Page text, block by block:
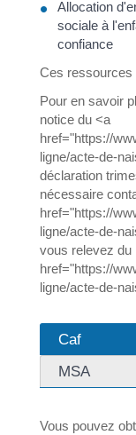
Allocation
sociale à
confiance
Ces ressources
Pour en savoir
notice du <a
href="https://
ligne/acte-de-
déclaration
nécessaire
href="https://
ligne/acte-de-
vous relevez du
href="https://
ligne/acte-de-
Caf
MSA
Vous pouvez